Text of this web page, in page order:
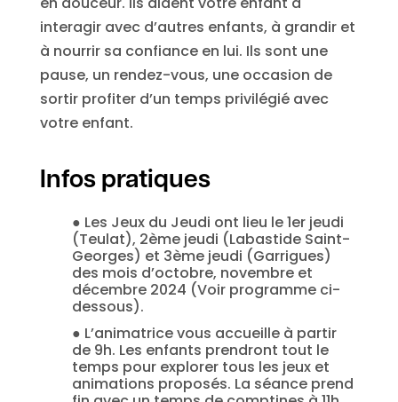
interagir avec d’autres enfants, à grandir et
à nourrir sa confiance en lui. Ils sont une
pause, un rendez-vous, une occasion de
sortir profiter d’un temps privilégié avec
votre enfant.
Infos pratiques
● Les Jeux du Jeudi ont lieu le 1er jeudi
(Teulat), 2ème jeudi (Labastide Saint-
Georges) et 3ème jeudi (Garrigues)
des mois d’octobre, novembre et
décembre 2024 (Voir programme ci-
dessous).
● L’animatrice vous accueille à partir
de 9h. Les enfants prendront tout le
temps pour explorer tous les jeux et
animations proposés. La séance prend